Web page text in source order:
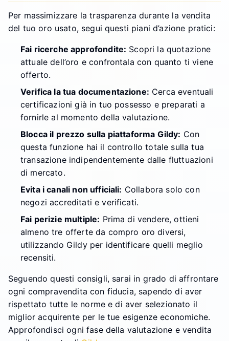
Per massimizzare la trasparenza durante la vendita
del tuo oro usato, segui questi piani d’azione pratici:
Fai ricerche approfondite: Scopri la quotazione
attuale dell’oro e confrontala con quanto ti viene
offerto.
Verifica la tua documentazione: Cerca eventuali
certificazioni già in tuo possesso e preparati a
fornirle al momento della valutazione.
Blocca il prezzo sulla piattaforma Gildy: Con
questa funzione hai il controllo totale sulla tua
transazione indipendentemente dalle fluttuazioni
di mercato.
Evita i canali non ufficiali: Collabora solo con
negozi accreditati e verificati.
Fai perizie multiple: Prima di vendere, ottieni
almeno tre offerte da compro oro diversi,
utilizzando Gildy per identificare quelli meglio
recensiti.
Seguendo questi consigli, sarai in grado di affrontare
ogni compravendita con fiducia, sapendo di aver
rispettato tutte le norme e di aver selezionato il
miglior acquirente per le tue esigenze economiche.
Approfondisci ogni fase della valutazione e vendita